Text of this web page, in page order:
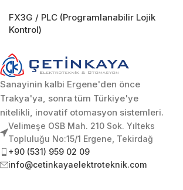
FX3G / PLC (Programlanabilir Lojik
Kontrol)
Sanayinin kalbi Ergene'den önce
Trakya'ya, sonra tüm Türkiye'ye
nitelikli, inovatif otomasyon sistemleri.
Velimeşe OSB Mah. 210 Sok. Yılteks
Topluluğu No:15/1 Ergene, Tekirdağ
+90 (531) 959 02 09
info@cetinkayaelektroteknik.com